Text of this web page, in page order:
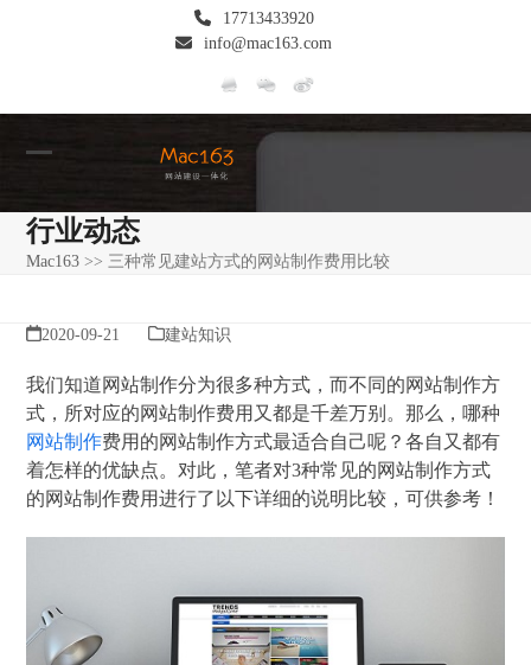
17713433920
info@mac163.com
mobile
menu
mobile
menu
行业动态
Mac163 >> 三种常见建站方式的网站制作费用比较
2020-09-21 建站知识
我们知道网站制作分为很多种方式，而不同的网站制作方
式，所对应的网站制作费用又都是千差万别。那么，哪种
网站制作费用的网站制作方式最适合自己呢？各自又都有
着怎样的优缺点。对此，笔者对3种常见的网站制作方式
的网站制作费用进行了以下详细的说明比较，可供参考！